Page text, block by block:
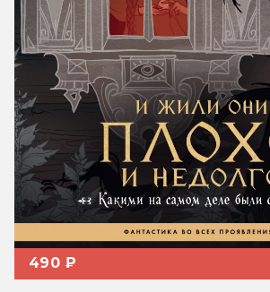
490 ₽